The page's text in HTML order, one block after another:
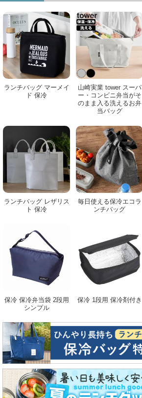
ランチバッグ マーメイ
ド 保冷
山崎実業 tower スーパ
ー・コンビニ弁当がそ
のまま入る洗えるお弁
当バッグ
ランチバッグ レザリス
ト 保冷
毎日使える保冷エコラ
ンチバッグ
保冷 保冷弁当袋 2段用
シンプル
保冷 1段用 保冷剤付き